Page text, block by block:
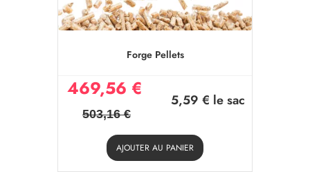
Forge Pellets
469,56 €
503,16 €
5,59 € le sac
AJOUTER AU PANIER